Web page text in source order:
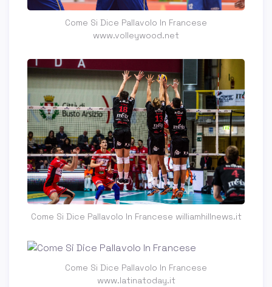
Come Si Dice Pallavolo In Francese
www.volleywood.net
Come Si Dice Pallavolo In Francese williamhillnews.it
Come Si Dice Pallavolo In Francese
www.latinatoday.it